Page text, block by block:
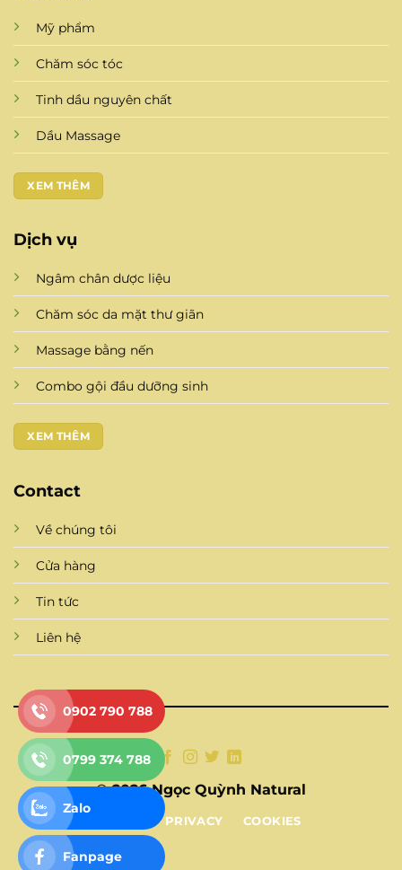
Mỹ phẩm
Chăm sóc tóc
Tinh dầu nguyên chất
Dầu Massage
XEM THÊM
Dịch vụ
Ngâm chân dược liệu
Chăm sóc da mặt thư giãn
Massage bằng nến
Combo gội đầu dưỡng sinh
XEM THÊM
Contact
Về chúng tôi
Cửa hàng
Tin tức
Liên hệ
© 2026 Ngọc Quỳnh Natural
PRIVACY COOKIES
0902 790 788
0799 374 788
Zalo
Fanpage